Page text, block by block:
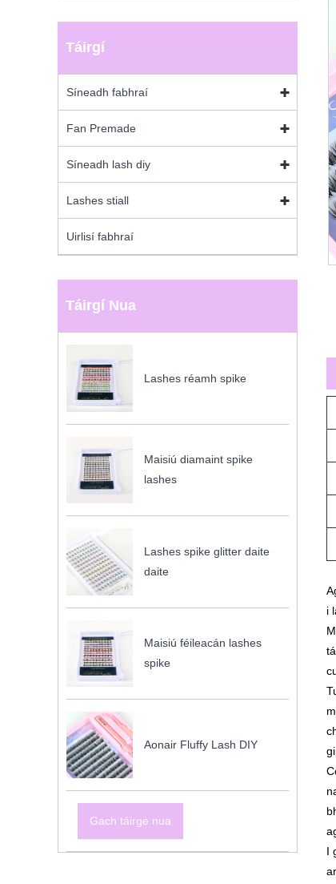
Táirgí
Síneadh fabhraí
Fan Premade
Síneadh lash diy
Lashes stiall
Uirlisí fabhraí
Táirgí Nua
Lashes réamh spike
Maisiú diamaint spike
lashes
Lashes spike glitter daite
daite
Maisiú féileacán lashes
spike
Aonair Fluffy Lash DIY
Gach táirge nua
i
I